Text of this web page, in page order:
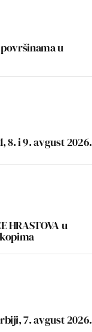
u
8. i 9. avgust 2026.
HRASTOVA u
7. avgust 2026.